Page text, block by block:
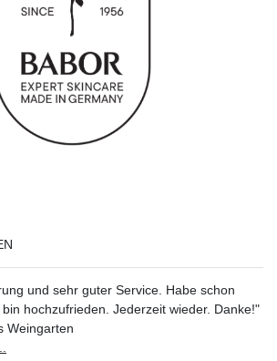
und sehr guter Service. Habe schon
hochzufrieden. Jederzeit wieder. Danke!"
Weingarten